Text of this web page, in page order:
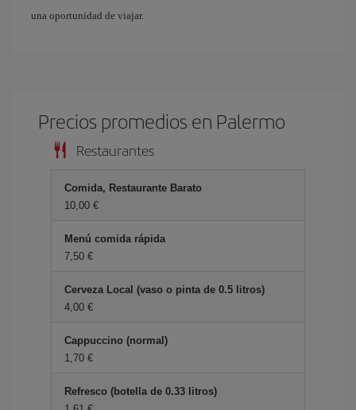
una oportunidad de viajar.
Precios promedios en Palermo
Restaurantes
Comida, Restaurante Barato
10,00 €
Menú comida rápida
7,50 €
Cerveza Local (vaso o pinta de 0.5 litros)
4,00 €
Cappuccino (normal)
1,70 €
Refresco (botella de 0.33 litros)